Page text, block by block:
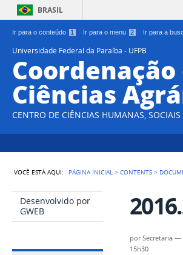
Ir para o conteúdo 1 Ir para o menu 2 Ir para a
BRASIL
Universidade Federal da Paraíba - UFPB
Ciências
CENTRO DE CIÊNCIAS HUMANAS,
VOCÊ ESTÁ AQUI: PÁGINA INICIAL >CONTENTS >
Desenvolvido por
GWEB
porSecretaria —
15h30